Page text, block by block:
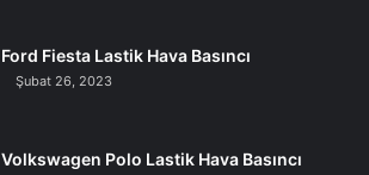
Ford Fiesta Lastik Hava Basıncı
Şubat 26, 2023
Volkswagen Polo Lastik Hava Basıncı